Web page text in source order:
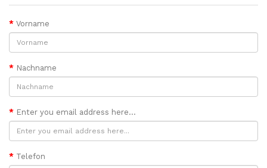
Vorname
Nachname
Enter you email address here...
Telefon